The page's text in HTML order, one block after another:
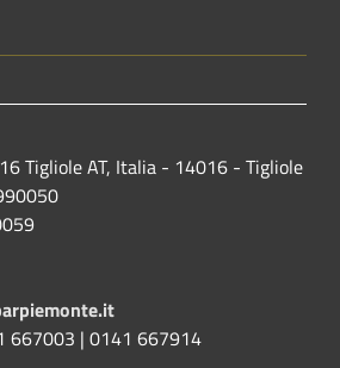
Tigliole AT, Italia - 14016 - Tigliole
667003 | 0141 667914